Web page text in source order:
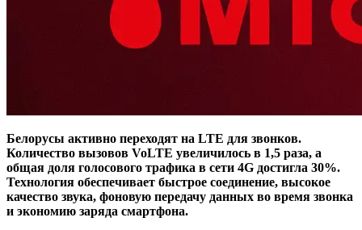
Белорусы активно переходят на LTE для звонков.
Количество вызовов VoLTE увеличилось в 1,5 раза, а
общая доля голосового трафика в сети 4G достигла 30%.
Технология обеспечивает быстрое соединение, высокое
качество звука, фоновую передачу данных во время звонка
и экономию заряда смартфона.